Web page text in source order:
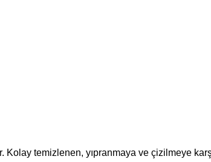
temizlenen, yıpranmaya ve çizilmeye